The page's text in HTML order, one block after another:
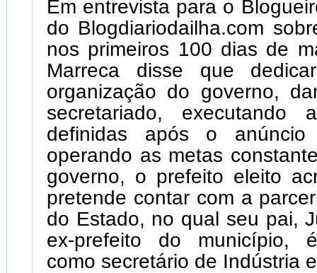
Em entrevista para o
do Blogdiariodailha.com
nos primeiros 100 dias de
Marreca disse que
organização do governo,
secretariado, executando
definidas após o
operando as metas
governo, o prefeito eleito
pretende contar com a
do Estado, no qual seu pai,
ex-prefeito do município,
como secretário de Indústria